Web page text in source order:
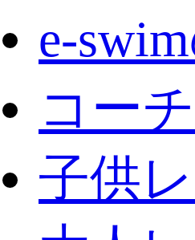
e-
コー
子供